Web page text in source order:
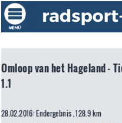
Omloop van het Hageland -
1.1
28.02.2016: Endergebnis , 128.9 km